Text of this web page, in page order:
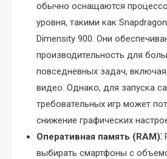
обычно оснащаются
уровня, такими как
Dimensity 900. Они
производительность для
повседневных задач,
видео. Однако, для запуска
требовательных игр может
снижение графических
Оперативная память (RAM)⁚
выбирать смартфоны с